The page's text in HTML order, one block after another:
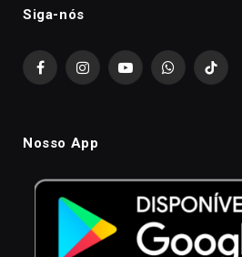
Siga-nós
FacebookInstagramYouTubeWhatsAppTikTok
Nosso App